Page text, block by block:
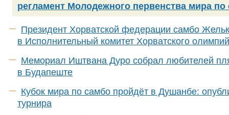
регламент Молодежного первенства мира по
Президент Хорватской федерации самбо
в Исполнительный комитет Хорватского
Мемориал Иштвана Дуро собрал любителей
в Будапеште
Кубок мира по самбо пройдёт в Душанбе:
турнира